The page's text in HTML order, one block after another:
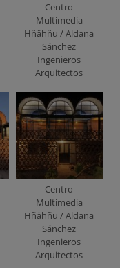
Centro
Multimedia
Hñähñu / Aldana
Sánchez
Ingenieros
Arquitectos
Centro
Multimedia
Hñähñu / Aldana
Sánchez
Ingenieros
Arquitectos